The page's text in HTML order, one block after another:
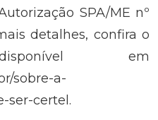
SPA/ME nº
detalhes, confira o
em
sobre-a-
ser-certel.